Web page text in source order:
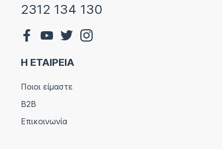
2312 134 130
Η ΕΤΑΙΡΕΙΑ
Ποιοι είμαστε
B2B
Επικοινωνία